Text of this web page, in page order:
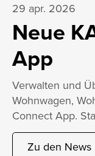
29 apr. 2026
Neue
App
Verwalten und
Wohnwagen,
Connect App.
Zu den News